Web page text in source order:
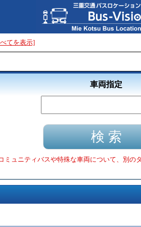
てを表示]
車両指定
ミュニティバスや特殊な車両について、別の